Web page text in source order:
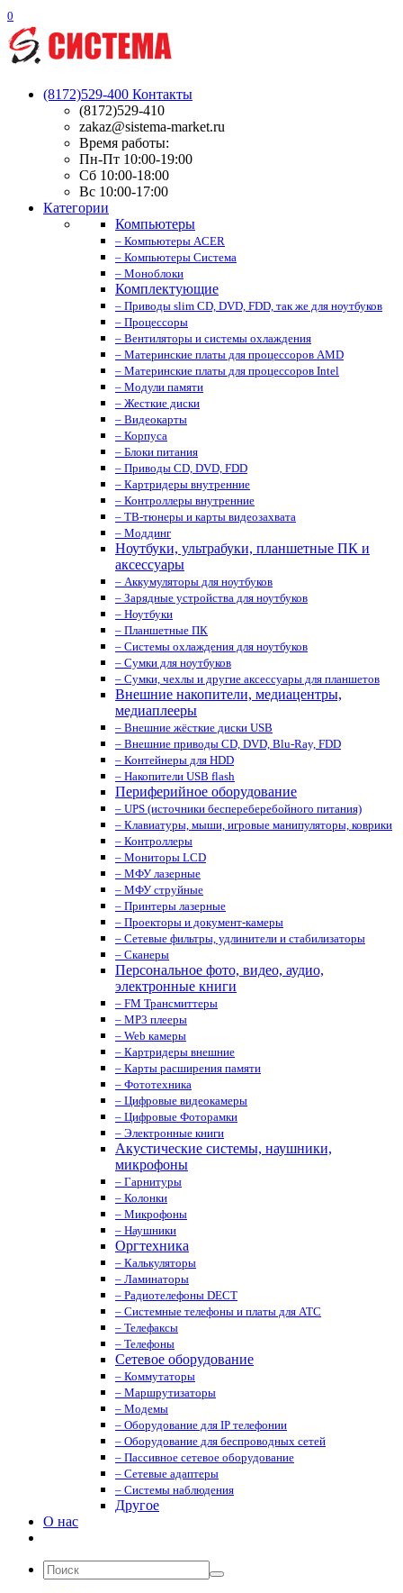
0
(8172)529-400 Контакты
(8172)529-410
zakaz@sistema-market.ru
Время работы:
Пн-Пт 10:00-19:00
Сб 10:00-18:00
Вс 10:00-17:00
Категории
Компьютеры
– Компьютеры ACER
– Компьютеры Система
– Моноблоки
Комплектующие
– Приводы slim CD, DVD, FDD, так же для ноутбуков
– Процессоры
– Вентиляторы и системы охлаждения
– Материнские платы для процессоров AMD
– Материнские платы для процессоров Intel
– Модули памяти
– Жесткие диски
– Видеокарты
– Корпуса
– Блоки питания
– Приводы CD, DVD, FDD
– Картридеры внутренние
– Контроллеры внутренние
– ТВ-тюнеры и карты видеозахвата
– Моддинг
Ноутбуки, ультрабуки, планшетные ПК и
аксессуары
– Аккумуляторы для ноутбуков
– Зарядные устройства для ноутбуков
– Ноутбуки
– Планшетные ПК
– Системы охлаждения для ноутбуков
– Сумки для ноутбуков
– Сумки, чехлы и другие аксессуары для планшетов
Внешние накопители, медиацентры,
медиаплееры
– Внешние жёсткие диски USB
– Внешние приводы CD, DVD, Blu-Ray, FDD
– Контейнеры для HDD
– Накопители USB flash
Периферийное оборудование
– UPS (источники беспереберебойного питания)
– Клавиатуры, мыши, игровые манипуляторы, коврики
– Контроллеры
– Мониторы LCD
– МФУ лазерные
– МФУ струйные
– Принтеры лазерные
– Проекторы и документ-камеры
– Сетевые фильтры, удлинители и стабилизаторы
– Сканеры
Персональное фото, видео, аудио,
электронные книги
– FM Трансмиттеры
– MP3 плееры
– Web камеры
– Картридеры внешние
– Карты расширения памяти
– Фототехника
– Цифровые видеокамеры
– Цифровые Фоторамки
– Электронные книги
Акустические системы, наушники,
микрофоны
– Гарнитуры
– Колонки
– Микрофоны
– Наушники
Оргтехника
– Калькуляторы
– Ламинаторы
– Радиотелефоны DECT
– Системные телефоны и платы для АТС
– Телефаксы
– Телефоны
Сетевое оборудование
– Коммутаторы
– Маршрутизаторы
– Модемы
– Оборудование для IP телефонии
– Оборудование для беспроводных сетей
– Пассивное сетевое оборудование
– Сетевые адаптеры
– Системы наблюдения
Другое
О нас